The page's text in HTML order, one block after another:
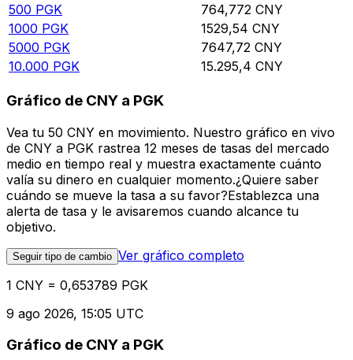
500 PGK 764,772 CNY
1000 PGK 1529,54 CNY
5000 PGK 7647,72 CNY
10.000 PGK 15.295,4 CNY
Gráfico de CNY a PGK
Vea tu 50 CNY en movimiento. Nuestro gráfico en vivo
de CNY a PGK rastrea 12 meses de tasas del mercado
medio en tiempo real y muestra exactamente cuánto
valía su dinero en cualquier momento.¿Quiere saber
cuándo se mueve la tasa a su favor?Establezca una
alerta de tasa y le avisaremos cuando alcance tu
objetivo.
Seguir tipo de cambio Ver gráfico completo
1 CNY = 0,653789 PGK
9 ago 2026, 15:05 UTC
Gráfico de CNY a PGK